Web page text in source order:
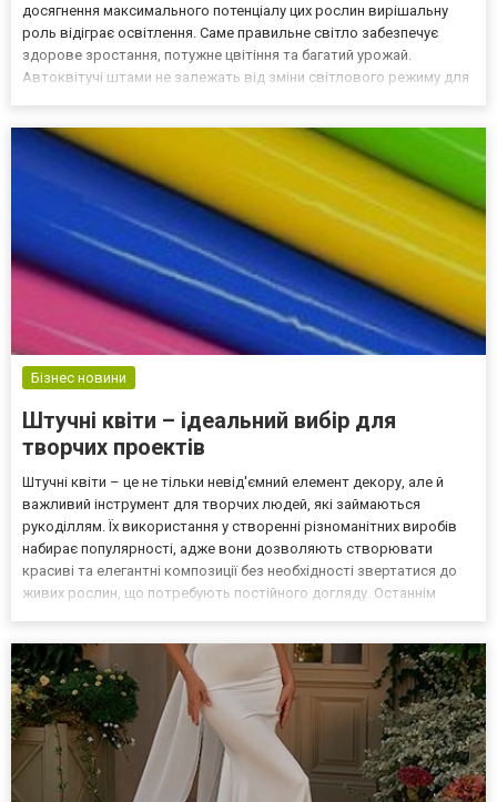
досягнення максимального потенціалу цих рослин вирішальну
роль відіграє освітлення. Саме правильне світло забезпечує
здорове зростання, потужне цвітіння та багатий урожай.
Автоквітучі штами не залежать від зміни світлового режиму для
Бізнес новини
Штучні квіти – ідеальний вибір для
творчих проектів
Штучні квіти – це не тільки невід'ємний елемент декору, але й
важливий інструмент для творчих людей, які займаються
рукоділлям. Їх використання у створенні різноманітних виробів
набирає популярності, адже вони дозволяють створювати
красиві та елегантні композиції без необхідності звертатися до
живих рослин, що потребують постійного догляду. Останнім